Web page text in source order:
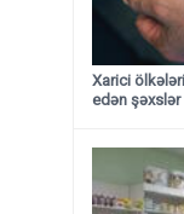
Xarici
edən şəxslər